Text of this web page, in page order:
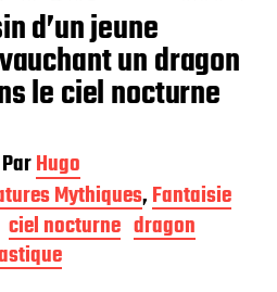
d’un jeune
un dragon
le ciel nocturne
ParHugo
Mythiques,Fantaisie
ciel nocturne dragon